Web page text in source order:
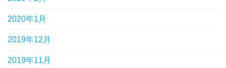
2020年1月
2019年12月
2019年11月